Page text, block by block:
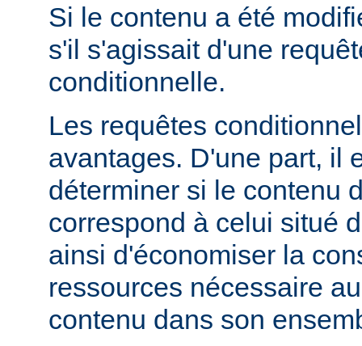
Si le contenu a été
s'il s'agissait d'une
conditionnelle.
Les requêtes
avantages. D'une part, il
déterminer si le contenu
correspond à celui situé
ainsi d'économiser la
ressources nécessaire
contenu dans son